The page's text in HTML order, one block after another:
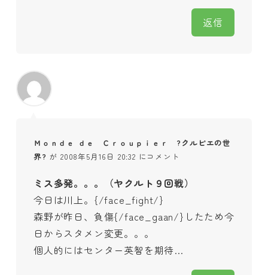
返信
Ｍｏｎｄｅ ｄｅ Ｃｒｏｕｐｉｅｒ ?クルピエの世
界? が 2008年5月16日 20:32 にコメント
ミス多発。。。（ヤクルト９回戦）
今日は川上。{/face_fight/}
森野が昨日、負傷{/face_gaan/}したため今
日からスタメン変更。。。
個人的にはセンター英智を期待…